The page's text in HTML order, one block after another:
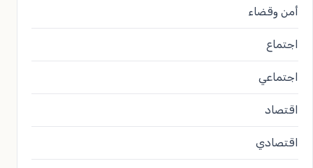
أمن وقضاء
اجتماع
اجتماعي
اقتصاد
اقتصادي